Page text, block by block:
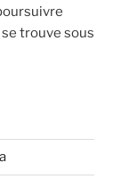
trouve sous